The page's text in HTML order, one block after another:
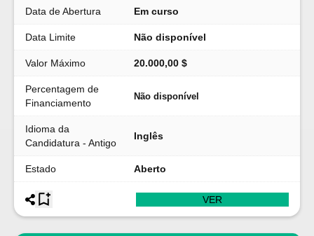
Data de Abertura Em curso
Data Limite Não disponível
Valor Máximo 20.000,00 $
Percentagem de
Financiamento
Não disponível
Idioma da
Candidatura - Antigo
Inglês
Estado Aberto
VER